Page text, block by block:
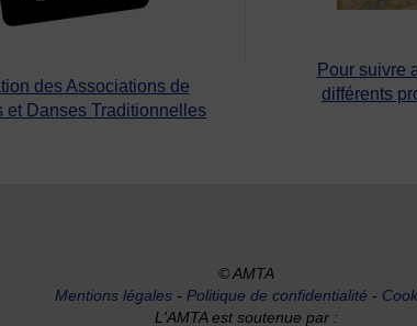
des Associations de
et Danses Traditionnelles
Pour suivre
différents
© AMTA
Mentions légales- Politique de confidentialité -
L'AMTA est soutenue par :